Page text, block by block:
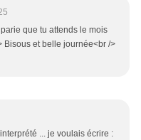
que tu attends le mois
Bisous et belle journée<br />
... je voulais écrire :